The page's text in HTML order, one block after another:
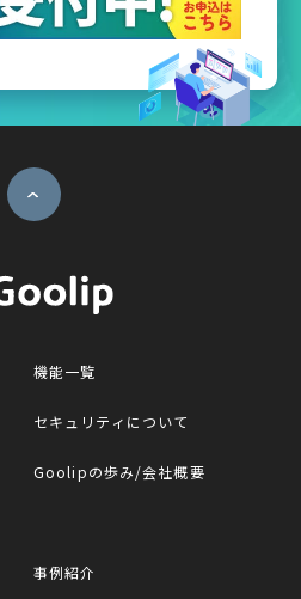
機能一覧
セキュリティについて
Goolipの歩み/会社概要
事例紹介